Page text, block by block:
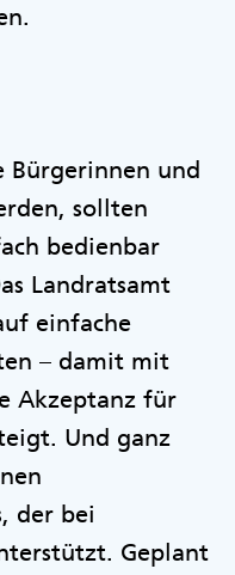
Bürgerinnen und
sollten
bedienbar
Landratsamt
einfache
– damit mit
Akzeptanz für
Und ganz
der bei
Geplant